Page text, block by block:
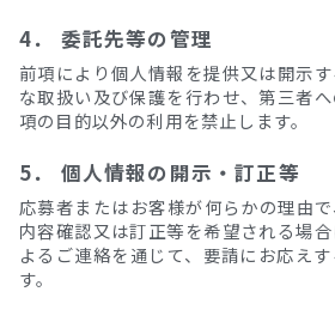
4． 委託先等の管理
前項により個人情報を提供又は開示
な取扱い及び保護を行わせ、第三者
項の目的以外の利用を禁止します。
5． 個人情報の開示・訂正等
応募者またはお客様が何らかの理由
内容確認又は訂正等を希望される場
よるご連絡を通じて、要請にお応え
す。